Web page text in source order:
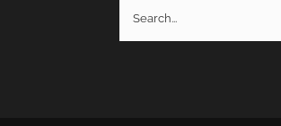
Search
for: